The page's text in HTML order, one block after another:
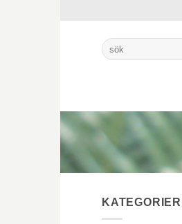
Sök
efter:
KATEGORIER